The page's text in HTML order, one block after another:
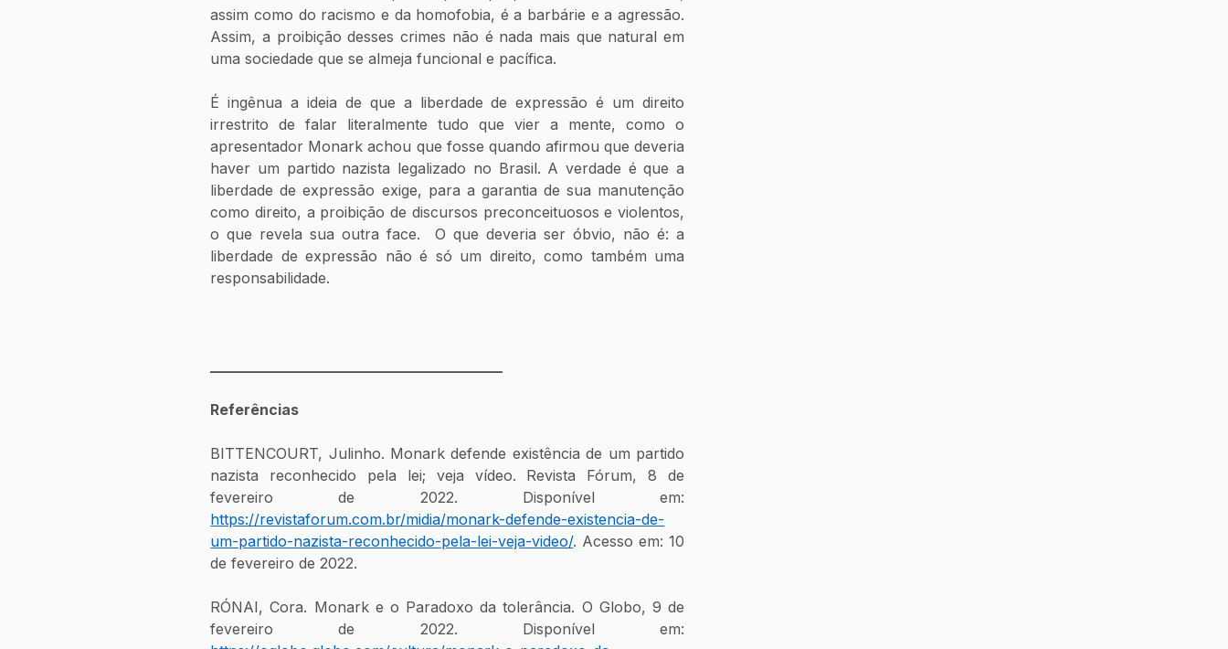
assim como do racismo e da homofobia, é a barbárie e a agressão.
Assim, a proibição desses crimes não é nada mais que natural em
uma sociedade que se almeja funcional e pacífica.
É ingênua a ideia de que a liberdade de expressão é um direito
irrestrito de falar literalmente tudo que vier a mente, como o
apresentador Monark achou que fosse quando afirmou que deveria
haver um partido nazista legalizado no Brasil. A verdade é que a
liberdade de expressão exige, para a garantia de sua manutenção
como direito, a proibição de discursos preconceituosos e violentos,
o que revela sua outra face.  O que deveria ser óbvio, não é: a
liberdade de expressão não é só um direito, como também uma
responsabilidade.
Referências
BITTENCOURT, Julinho. Monark defende existência de um partido
nazista reconhecido pela lei; veja vídeo. Revista Fórum, 8 de
https://revistaforum.com.br/midia/monark-defende-existencia-de-
um-partido-nazista-reconhecido-pela-lei-veja-video/. Acesso em: 10
de fevereiro de 2022.
RÓNAI, Cora. Monark e o Paradoxo da tolerância. O Globo, 9 de